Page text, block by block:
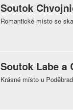
Soutok
Romantické místo se
Soutok Labe a
Krásné místo u